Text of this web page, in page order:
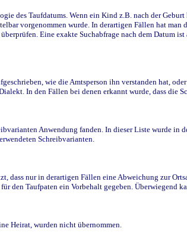
des Taufdatums. Wenn ein Kind z.B. nach der
vorgenommen wurde. In derartigen Fällen hat
Eine exakte Suchabfrage nach dem Datum
wie die Amtsperson ihn verstanden hat,
In den Fällen bei denen erkannt wurde, dass die
Anwendung fanden. In dieser Liste wurde in
Schreibvarianten.
dass nur in derartigen Fällen eine Abweichung zur
Taufpaten ein Vorbehalt gegeben. Überwiegend
Heirat, wurden nicht übernommen.